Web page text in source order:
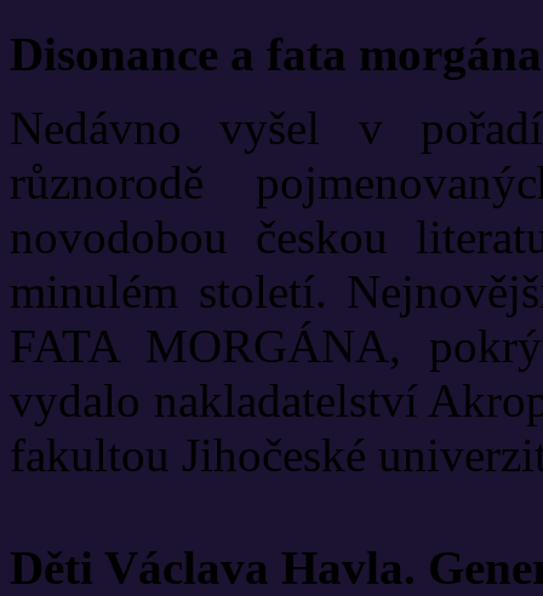
Disonance a fata morgána
Nedávno vyšel v
různorodě
novodobou českou
minulém století.
FATA MORGÁNA,
vydalo nakladatelství
fakultou Jihočeské
Děti Václava Havla.